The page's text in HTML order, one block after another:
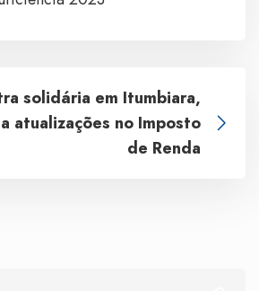
solidária em Itumbiara,
atualizações no Imposto
de Renda